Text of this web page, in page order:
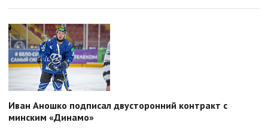
Иван Аношко подписал двусторонний контракт с
минским «Динамо»